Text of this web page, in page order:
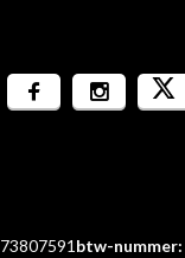
73807591 btw-nummer: